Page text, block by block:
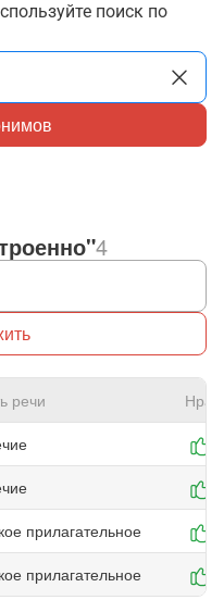
поиск по
4
речи
прилагательное
прилагательное